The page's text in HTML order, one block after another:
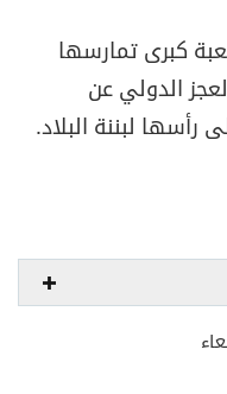
كبرى تمارسها
الدولي عن
رأسها لبننة البلاد.